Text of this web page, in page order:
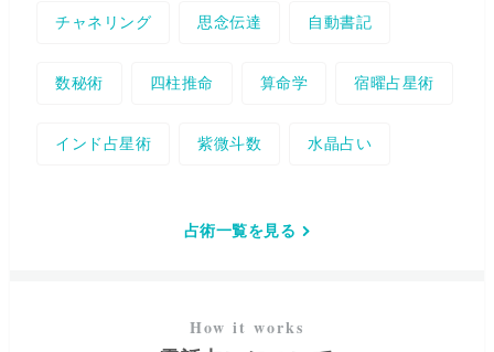
チャネリング 思念伝達 自動書記
数秘術 四柱推命 算命学 宿曜占星術
インド占星術 紫微斗数 水晶占い
占術一覧を見る